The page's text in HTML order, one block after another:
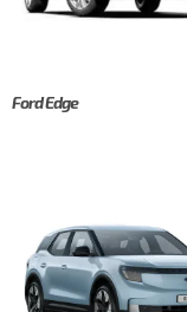
Ford Edge